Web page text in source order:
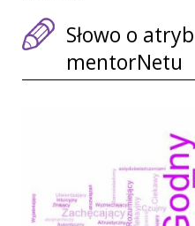
Słowo o
mentorNetu